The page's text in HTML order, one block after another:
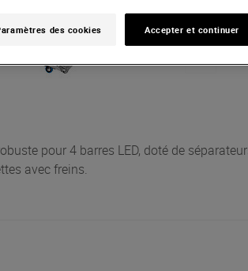
pour 4 barres LED, doté de
avec freins.
des cookies Accepter et continuer